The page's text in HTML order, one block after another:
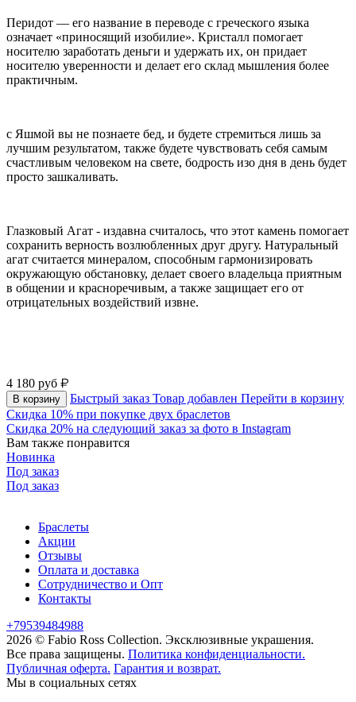
Перидот — его название в переводе с греческого языка
означает «приносящий изобилие». Кристалл помогает
носителю заработать деньги и удержать их, он придает
носителю уверенности и делает его склад мышления более
практичным.
с Яшмой вы не познаете бед, и будете стремиться лишь за
лучшим результатом, также будете чувствовать себя самым
счастливым человеком на свете, бодрость изо дня в день будет
просто зашкаливать.
Глазковый Агат - издавна считалось, что этот камень помогает
сохранить верность возлюбленных друг другу. Натуральный
агат считается минералом, способным гармонизировать
окружающую обстановку, делает своего владельца приятным
в общении и красноречивым, а также защищает его от
отрицательных воздействий извне.
4 180 руб
В корзину Быстрый заказ Товар добавлен Перейти в корзину
Скидка 10% при покупке двух браслетов
Скидка 20% на следующий заказ за фото в Instagram
Вам также понравится
Новинка
Под заказ
Под заказ
Браслеты
Акции
Отзывы
Оплата и доставка
Сотрудничество и Опт
Контакты
+79539484988
2026 © Fabio Ross Collection. Эксклюзивные украшения.
Все права защищены. Политика конфиденциальности.
Публичная оферта. Гарантия и возврат.
Мы в социальных сетях